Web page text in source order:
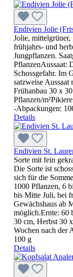
Endivien Jolie
Jolie, mittelgrüner,
frühjahrs- und
Jungpflanzen.
PflanzenAussaat:
Schossgefahr. Im
satzweise
Frühanbau 30 x
Pflanzen/
-Abpackungen:
Details
Endivien St.
Sorte mit fein
Die Sorte ist
sich für die
1000 Pflanzen, 6
bis Mitte Juli, bei
Gewächshaus ab
möglich.Ernte: 60
30 cm, Herbst 30
Wochen nach der
100 g
Details